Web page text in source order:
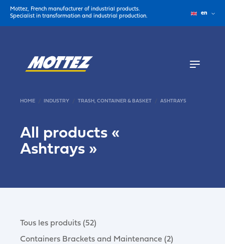
Mottez, French manufacturer of industrial products.
Specialist in transformation and industrial production.
en
HOME INDUSTRY TRASH, CONTAINER & BASKET ASHTRAYS
All products «
Ashtrays »
Tous les produits (52)
Containers Brackets and Maintenance (2)